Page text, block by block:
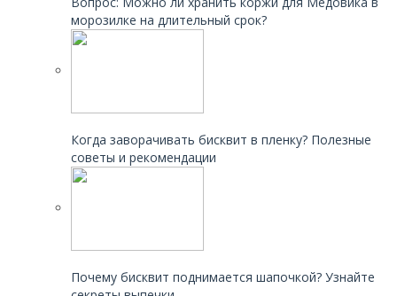
морозилке на длительный срок?
Когда заворачивать бисквит в пленку? Полезные
советы и рекомендации
Почему бисквит поднимается шапочкой? Узнайте